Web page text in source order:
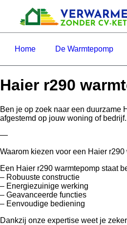
Home De Warmtepomp
Haier r290
Ben je op zoek naar een
afgestemd op jouw woning of
—
Waarom kiezen voor een Haier
Een Haier r290 warmtepomp staat
– Robuuste constructie
– Energiezuinige werking
– Geavanceerde functies
– Eenvoudige bediening
Dankzij onze expertise weet je